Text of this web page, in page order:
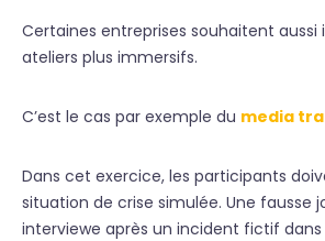
Certaines entreprises souhaitent aussi
ateliers plus immersifs.
C’est le cas par exemple du media
Dans cet exercice, les participants
situation de crise simulée. Une fausse
interviewe après un incident fictif dans